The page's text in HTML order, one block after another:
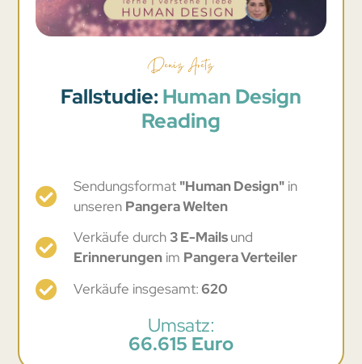
Deniz Aretz
Fallstudie: Human Design
Reading
Sendungsformat "Human Design" in
unseren Pangera Welten
Verkäufe durch3 E-Mailsund
Erinnerungen im Pangera Verteiler
Verkäufe insgesamt:620
Umsatz:
66.615 Euro